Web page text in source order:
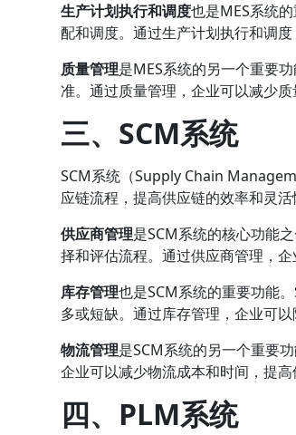
生产计划执行和调度也是MES系统
配和调度。通过生产计划执行和调
质量管理是MES系统的另一个重要
准。通过质量管理，企业可以减少
三、SCM系统
SCM系统（Supply Chain
应链流程，提高供应链的效率和灵活
供应商管理是SCM系统的核心功能
择和评估流程。通过供应商管理，
库存管理也是SCM系统的重要功能
多或短缺。通过库存管理，企业可
物流管理是SCM系统的另一个重要
企业可以减少物流成本和时间，提高
四、PLM系统